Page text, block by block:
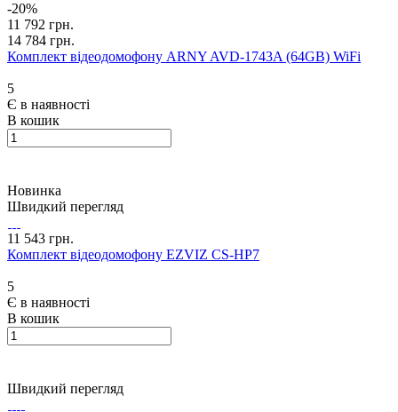
-20%
11 792 грн.
14 784 грн.
Комплект відеодомофону ARNY AVD-1743A (64GB) WiFi
5
Є в наявності
В кошик
Новинка
Швидкий перегляд
11 543 грн.
Комплект відеодомофону EZVIZ CS-HP7
5
Є в наявності
В кошик
Швидкий перегляд